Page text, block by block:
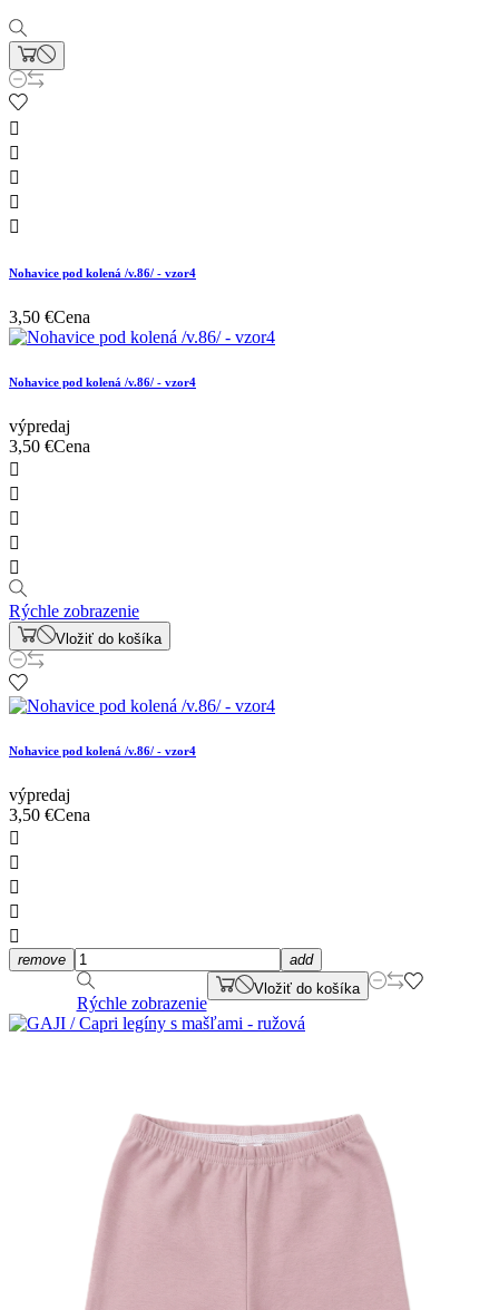





Nohavice pod kolená /v.86/ - vzor4
3,50 €Cena
Nohavice pod kolená /v.86/ - vzor4
výpredaj
3,50 €Cena





Rýchle zobrazenie
Vložiť do košíka
Nohavice pod kolená /v.86/ - vzor4
výpredaj
3,50 €Cena





remove add
Rýchle zobrazenie
Vložiť do košíka